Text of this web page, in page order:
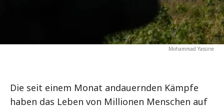
Mohammad Yassine
Die seit einem Monat andauernden Kämpfe
haben das Leben von Millionen Menschen auf